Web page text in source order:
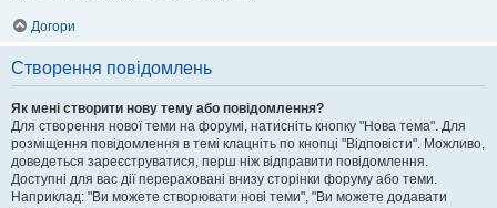
Догори
Створення повідомлень
Як мені створити нову тему або повідомлення?
Для створення нової теми на форумі, натисніть кнопку "Нова тема". Для
розміщення повідомлення в темі клацніть по кнопці "Відповісти". Можливо,
доведеться зареєструватися, перш ніж відправити повідомлення.
Доступні для вас дії перераховані внизу сторінки форуму або теми.
Наприклад: "Ви можете створювати нові теми", "Ви можете додавати